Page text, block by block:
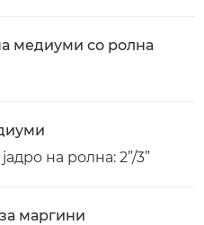
медиуми со ролна
на ролна: 2”/3”
маргини